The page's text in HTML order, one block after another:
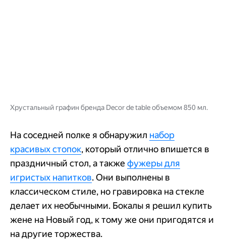
Хрустальный графин бренда Decor de table объемом 850 мл.
На соседней полке я обнаружил набор
красивых стопок, который отлично впишется в
праздничный стол, а также фужеры для
игристых напитков. Они выполнены в
классическом стиле, но гравировка на стекле
делает их необычными. Бокалы я решил купить
жене на Новый год, к тому же они пригодятся и
на другие торжества.